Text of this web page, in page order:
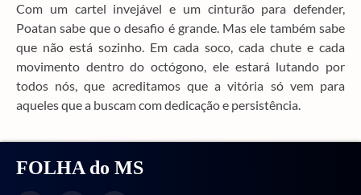
Com um cartel invejável e um cinturão para defender,
Poatan sabe que o desafio é grande. Mas ele também sabe
que não está sozinho. Em cada soco, cada chute e cada
movimento dentro do octógono, ele estará lutando por
todos nós, que acreditamos que a vitória só vem para
aqueles que a buscam com dedicação e persistência.
FOLHA do MS